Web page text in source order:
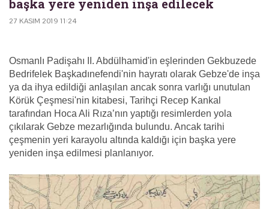
başka yere yeniden inşa edilecek
27 KASIM 2019 11:24
Osmanlı Padişahı II. Abdülhamid'in eşlerinden Gekbuzede
Bedrifelek Başkadınefendi'nin hayratı olarak Gebze'de inşa
ya da ihya edildiği anlaşılan ancak sonra varlığı unutulan
Körük Çeşmesi'nin kitabesi, Tarihçi Recep Kankal
tarafından Hoca Ali Rıza’nın yaptığı resimlerden yola
çıkılarak Gebze mezarlığında bulundu. Ancak tarihi
çeşmenin yeri karayolu altında kaldığı için başka yere
yeniden inşa edilmesi planlanıyor.